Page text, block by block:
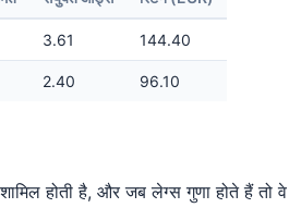
3.61 144.40
2.40 96.10
होती है, और जब लेग्स गुणा होते हैं तो वे